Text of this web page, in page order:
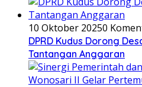
10 Oktober 20250
DPRD Kudus Dorong
Tantangan Anggaran